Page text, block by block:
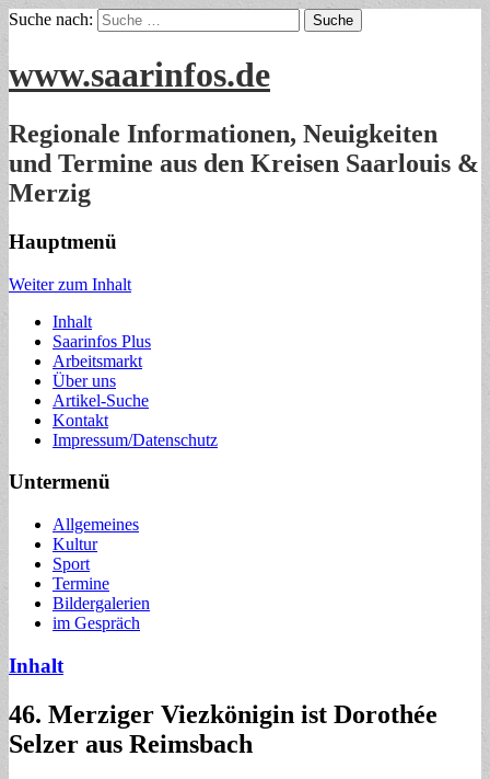
Suche nach:
www.saarinfos.de
Regionale Informationen, Neuigkeiten
und Termine aus den Kreisen Saarlouis &
Merzig
Hauptmenü
Weiter zum Inhalt
Inhalt
Saarinfos Plus
Arbeitsmarkt
Über uns
Artikel-Suche
Kontakt
Impressum/Datenschutz
Untermenü
Allgemeines
Kultur
Sport
Termine
Bildergalerien
im Gespräch
Inhalt
46. Merziger Viezkönigin ist Dorothée
Selzer aus Reimsbach